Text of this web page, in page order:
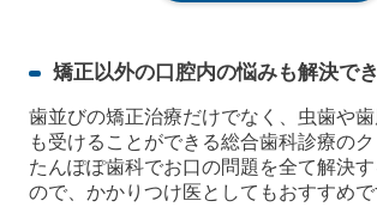
矯正以外の口腔内の悩みも解決で
歯並びの矯正治療だけでなく、虫歯や
も受けることができる総合歯科診療のク
たんぽぽ歯科でお口の問題を全て解決
ので、かかりつけ医としてもおすすめで